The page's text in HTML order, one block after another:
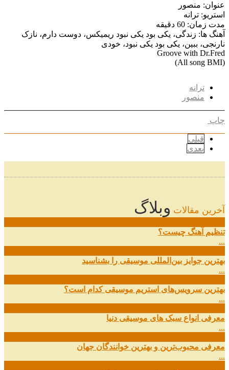
عنوان: منصور
استریو: ترانه
مدت زمان: 60 دقیقه
آهنگ ها: زندگی، یکی بود یکی نبود ریمیکس، دوست دارم، نازک
نارنجی، ببین، یکی بود یکی نبود، خودی
Groove with Dr.Fred
ترانه
منصور
چاپ
قبلی
بعدی
آخرین مقالات وبلاگ
تنظیم آهنگ چیست؟
...
بهترین جوایز بین‌المللی موسیقی را بشناسید
...
بهترین سرویس‌های استریم موسیقی کدام است؟
...
معرفی انواع سبک های موسیقی دنیا
...
معرفی محبوب‌ترین و بهترین خوانندگان جهان
...